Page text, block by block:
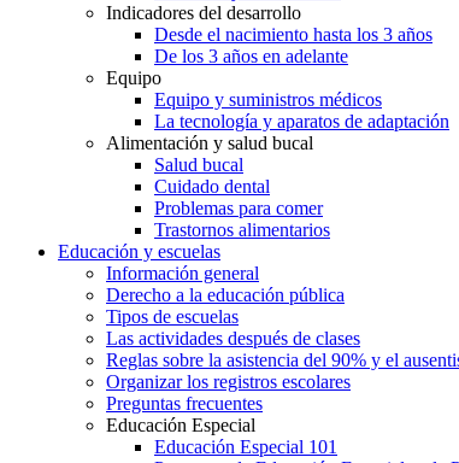
Indicadores del desarrollo
Desde el nacimiento hasta los 3 años
De los 3 años en adelante
Equipo
Equipo y suministros médicos
La tecnología y aparatos de adaptación
Alimentación y salud bucal
Salud bucal
Cuidado dental
Problemas para comer
Trastornos alimentarios
Educación y escuelas
Información general
Derecho a la educación pública
Tipos de escuelas
Las actividades después de clases
Reglas sobre la asistencia del 90% y el
Organizar los registros escolares
Preguntas frecuentes
Educación Especial
Educación Especial 101